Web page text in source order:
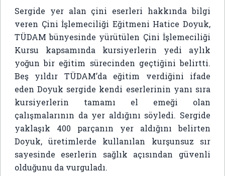
Sergide yer alan çini eserleri hakkında bilgi
veren Çini İşlemeciliği Eğitmeni Hatice Doyuk,
TÜDAM bünyesinde yürütülen Çini İşlemeciliği
Kursu kapsamında kursiyerlerin yedi aylık
yoğun bir eğitim sürecinden geçtiğini belirtti.
Beş yıldır TÜDAM’da eğitim verdiğini ifade
eden Doyuk sergide kendi eserlerinin yanı sıra
kursiyerlerin tamamı el emeği olan
çalışmalarının da yer aldığını söyledi. Sergide
yaklaşık 400 parçanın yer aldığını belirten
Doyuk, üretimlerde kullanılan kurşunsuz sır
sayesinde eserlerin sağlık açısından güvenli
olduğunu da vurguladı.